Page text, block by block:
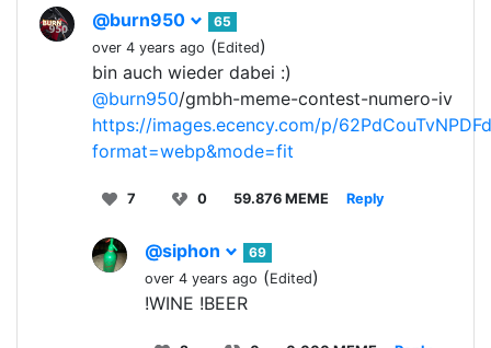
@burn950
65
over 4 years ago (Edited)
bin auch wieder dabei :)
@burn950/gmbh-meme-contest-numero-iv
https://images.ecency.com/p/
format=webp&mode=fit
7 0 59.876 MEME Reply
@siphon
69
over 4 years ago (Edited)
!WINE !BEER